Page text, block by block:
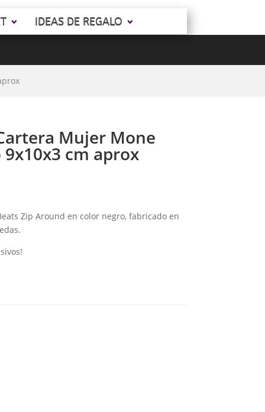
IDEAS DE REGALO
Mujer Mone
cm aprox
Zip Around en color negro, fabricado en